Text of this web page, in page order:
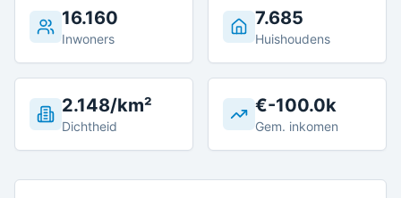
16.160
Inwoners
7.685
Huishoudens
2.148/km²
Dichtheid
€-100.0k
Gem. inkomen